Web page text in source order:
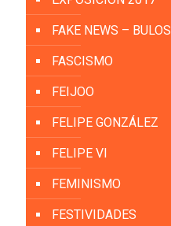
FAKE NEWS – BULOS
FASCISMO
FEIJOO
FELIPE GONZÁLEZ
FELIPE VI
FEMINISMO
FESTIVIDADES